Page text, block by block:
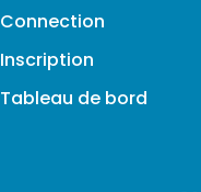
Connection
Inscription
Tableau de bord